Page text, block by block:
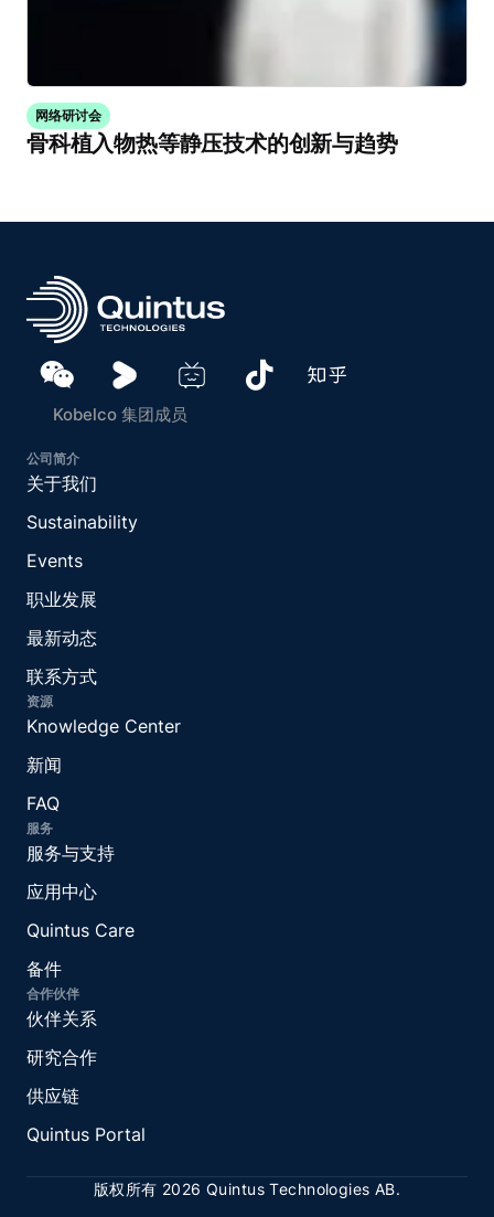
网络研讨会
骨科植入物热等静压技术的创新与趋势
Kobelco 集团成员
公司简介
关于我们
Sustainability
Events
职业发展
最新动态
联系方式
资源
Knowledge Center
新闻
FAQ
服务
服务与支持
应用中心
Quintus Care
备件
合作伙伴
伙伴关系
研究合作
供应链
Quintus Portal
版权所有 2026 Quintus Technologies AB.